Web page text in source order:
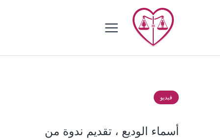
فيديو
أسماء الوديع ، تقديم ندوة من